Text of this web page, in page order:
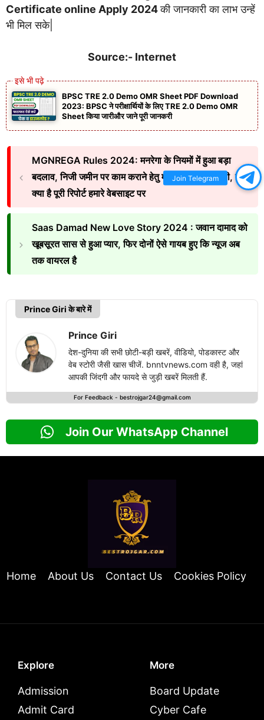
Certificate online Apply 2024की जानकारी का लाभ उन्हें
भी मिल सके|
Source:- Internet
BPSC TRE 2.0 Demo OMR Sheet PDF Download
2023: BPSC ने परीक्षार्थियों के लिए TRE 2.0 Demo OMR
Sheet किया जारीऔर जाने पूरी जानकरी
MGNREGA Rules 2024: मनरेगा के नियमों में हुआ बड़ा
बदलाव, निजी जमीन पर काम कराने हेतु मालिकाना हक जरुरी, जाने
क्या है पूरी रिपोर्ट हमारे वेबसाइट पर
Saas Damad New Love Story 2024 : जवान दामाद को
खूबसूरत सास से हुआ प्यार, फिर दोनों ऐसे गायब हुए कि न्यूज अब
तक वायरल है
Prince Giri के बारे में
Prince Giri
देश-दुनिया की सभी छोटी-बड़ी खबरें, वीडियो, पोडकास्ट और
वेब स्टोरी जैसी खास चीजें. bnntvnews.com वही है, जहां
आपकी जिंदगी और फायदे से जुड़ी खबरें मिलती हैं.
For Feedback - bestrojgar24@gmail.com
Join Our WhatsApp Channel
Home About Us Contact Us Cookies Policy
Explore
Admission
Admit Card
More
Board Update
Cyber Cafe
Join Telegram